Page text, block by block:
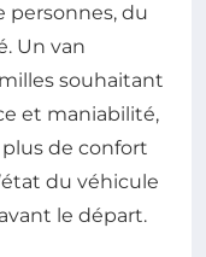
personnes, du
Un van
souhaitant
et maniabilité,
de confort
du véhicule
le départ.